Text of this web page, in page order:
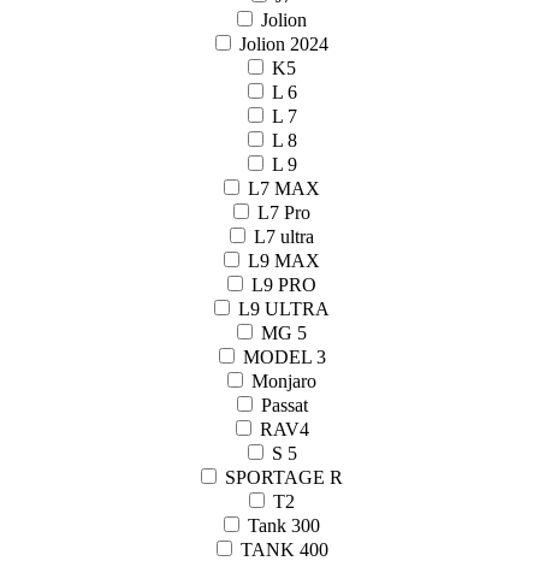
Jolion
Jolion 2024
K5
L 6
L 7
L 8
L 9
L7 MAX
L7 Pro
L7 ultra
L9 MAX
L9 PRO
L9 ULTRA
MG 5
MODEL 3
Monjaro
Passat
RAV4
S 5
SPORTAGE R
T2
Tank 300
TANK 400